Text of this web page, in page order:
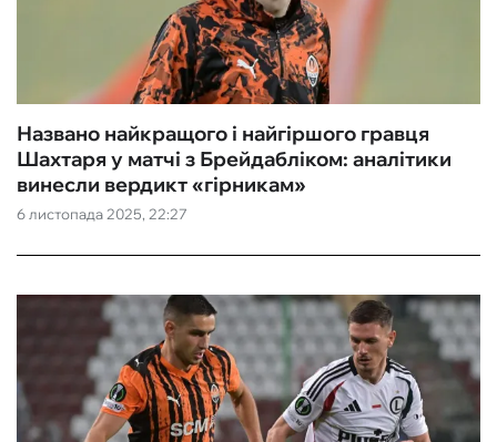
6 листопада 2025, 22:27
Названо найкращого і найгіршого гравця
Шахтаря у матчі з Брейдабліком: аналітики
винесли вердикт «гірникам»